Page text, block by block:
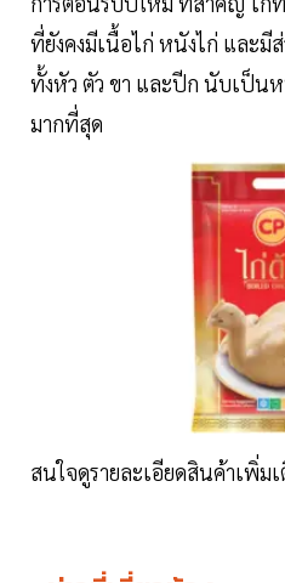
ที่ยังคงมีเนื้อไก่ หนังไก่ และมี
ทั้งหัว ตัว ขา และปีก นับเป็น
มากที่สุด
สนใจดูรายละเอียดสินค้าเพิ่ม